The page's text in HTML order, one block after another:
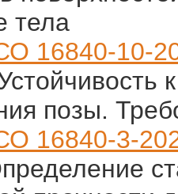
тела
16840-10-
позы.
16840-3-